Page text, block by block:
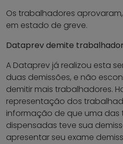
Os trabalhadores
em estado de greve.
Dataprev demite
A Dataprev já realizou esta
duas demissões, e não
demitir mais trabalhadores.
representação dos
informação de que uma das
dispensadas teve sua
apresentar seu exame